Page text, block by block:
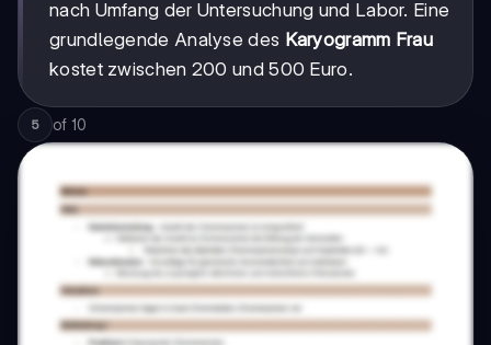
nach Umfang der Untersuchung und Labor. Eine
grundlegende Analyse des Karyogramm Frau
kostet zwischen 200 und 500 Euro.
5 of 10